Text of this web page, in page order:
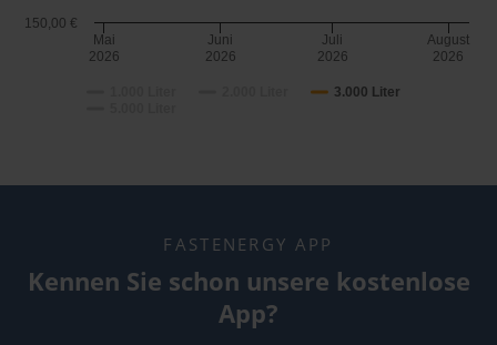
3.000 Liter
Mai
2026
Juni
2026
Juli
2026
August
2026
150,00 €
FASTENERGY APP
Kennen Sie schon unsere kostenlose
App?